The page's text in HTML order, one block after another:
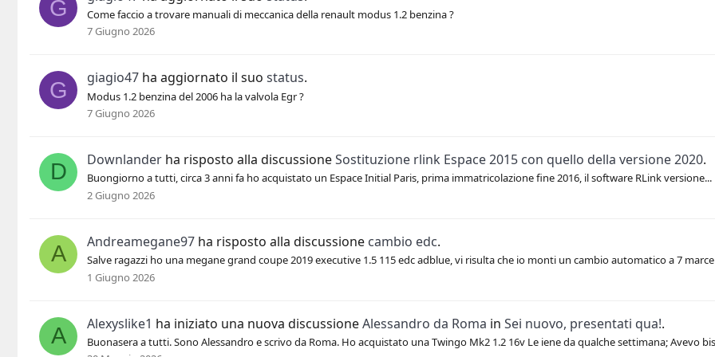
G
Come faccio a trovare manuali di meccanica della renault modus 1.2 benzina ?
7 Giugno 2026
G giagio47 ha aggiornato il suo status.
Modus 1.2 benzina del 2006 ha la valvola Egr ?
7 Giugno 2026
D Downlander ha risposto alla discussioneSostituzione rlink Espace 2015 con quello della versione 2020.
Buongiorno a tutti, circa 3 anni fa ho acquistato un Espace Initial Paris, prima immatricolazione fine 2016, il software RLink versione...
2 Giugno 2026
A Andreamegane97 ha risposto alla discussione cambio edc.
Salve ragazzi ho una megane grand coupe 2019 executive 1.5 115 edc adblue, vi risulta che io monti un cambio automatico a 7
1 Giugno 2026
A Alexyslike1 ha iniziato una nuova discussioneAlessandro da Roma in Sei nuovo, presentati qua!.
Buonasera a tutti. Sono Alessandro e scrivo da Roma. Ho acquistato una Twingo Mk2 1.2 16v Le iene da qualche settimana; Avevo